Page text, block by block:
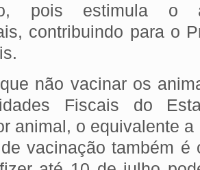
pois estimula o
contribuindo para o
não vacinar os
Fiscais do
animal, o equivalente
vacinação também é